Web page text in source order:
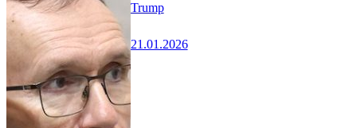
Trump
21.01.2026